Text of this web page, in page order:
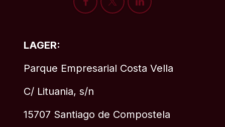
LAGER:
Parque Empresarial Costa Vella
C/ Lituania, s/n
15707 Santiago de Compostela